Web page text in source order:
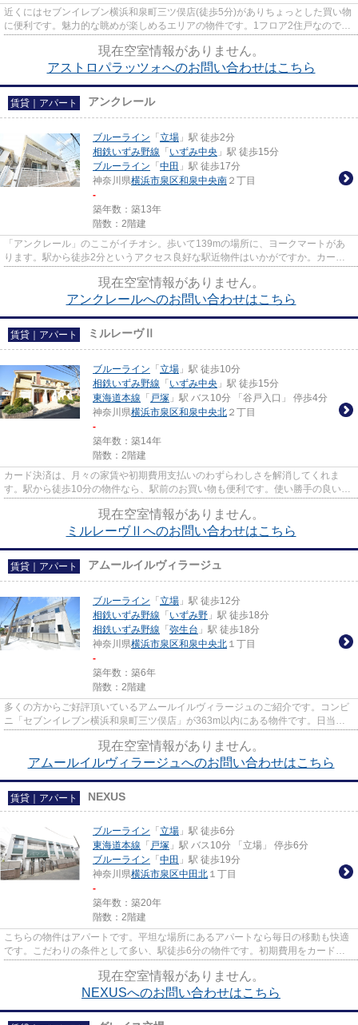
近くにはセブンイレブン横浜和泉町三ツ俣店(徒歩5分)がありちょっとした買い物
に便利です。魅力的な眺めが楽しめるエリアの物件です。1フロア2住戸なので、
現在空室情報がありません。
アストロパラッツォへのお問い合わせはこちら
賃貸｜アパート アンクレール
ブルーライン 「 立場 」駅 徒歩2分
相鉄いずみ野線 「 いずみ中央 」駅 徒歩15分
ブルーライン 「 中田 」駅 徒歩17分
神奈川県横浜市泉区和泉中央南 ２丁目
-
築年数：築13年
階数：2階建
「アンクレール」のここがイチオシ。歩いて139mの場所に、ヨークマートがあ
ります。駅から徒歩2分というアクセス良好な駅近物件はいかがですか。カード
現在空室情報がありません。
アンクレールへのお問い合わせはこちら
賃貸｜アパート ミルレーヴⅡ
ブルーライン 「 立場 」駅 徒歩10分
相鉄いずみ野線 「 いずみ中央 」駅 徒歩15分
東海道本線 「 戸塚 」駅 バス10分 「谷戸入口」 停歩4分
神奈川県横浜市泉区和泉中央北 ２丁目
-
築年数：築14年
階数：2階建
カード決済は、月々の家賃や初期費用支払いのわずらわしさを解消してくれま
す。駅から徒歩10分の物件なら、駅前のお買い物も便利です。使い勝手の良いア
現在空室情報がありません。
ミルレーヴⅡへのお問い合わせはこちら
賃貸｜アパート アムールイルヴィラージュ
ブルーライン 「 立場 」駅 徒歩12分
相鉄いずみ野線 「 いずみ野 」駅 徒歩18分
相鉄いずみ野線 「 弥生台 」駅 徒歩18分
神奈川県横浜市泉区和泉中央北 １丁目
-
築年数：築6年
階数：2階建
多くの方からご好評頂いているアムールイルヴィラージュのご紹介です。コンビ
ニ「セブンイレブン横浜和泉町三ツ俣店」が363m以内にある物件です。日当た
現在空室情報がありません。
アムールイルヴィラージュへのお問い合わせはこちら
賃貸｜アパート NEXUS
ブルーライン 「 立場 」駅 徒歩6分
東海道本線 「 戸塚 」駅 バス10分 「立場」 停歩6分
ブルーライン 「 中田 」駅 徒歩19分
神奈川県横浜市泉区中田北 １丁目
-
築年数：築20年
階数：2階建
こちらの物件はアパートです。平坦な場所にあるアパートなら毎日の移動も快適
です。こだわりの条件として多い、駅徒歩6分の物件です。初期費用をカードで
現在空室情報がありません。
NEXUSへのお問い合わせはこちら